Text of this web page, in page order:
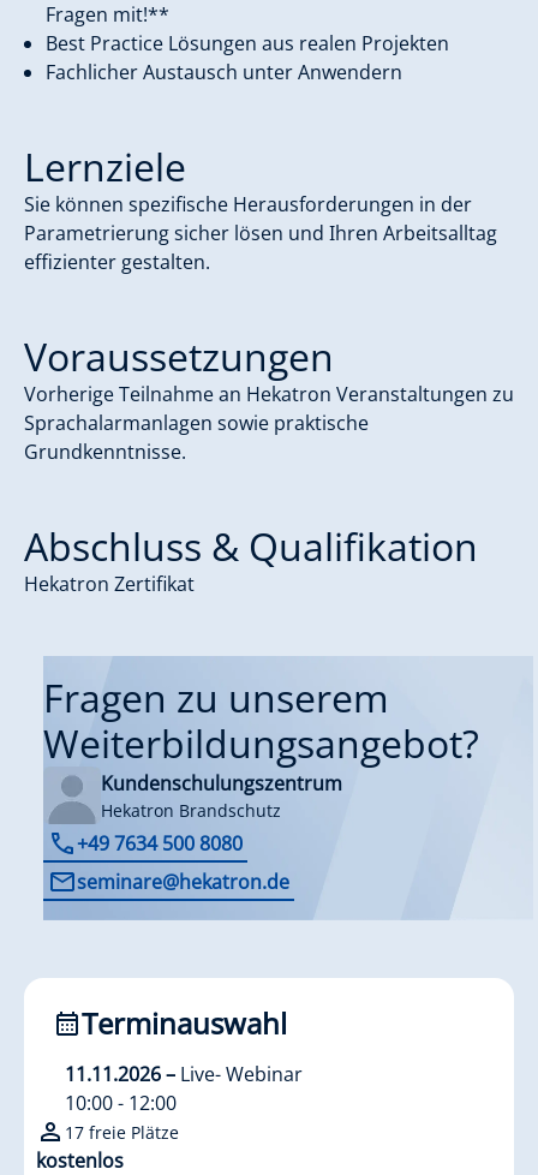
Fragen mit!**
Best Practice Lösungen aus realen Projekten
Fachlicher Austausch unter Anwendern
Lernziele
Sie können spezifische Herausforderungen in der
Parametrierung sicher lösen und Ihren Arbeitsalltag
effizienter gestalten.
Voraussetzungen
Vorherige Teilnahme an Hekatron Veranstaltungen zu
Sprachalarmanlagen sowie praktische
Grundkenntnisse.
Abschluss & Qualifikation
Hekatron Zertifikat
Fragen zu unserem
Weiterbildungsangebot?
Kundenschulungszentrum
Hekatron Brandschutz
+49 7634 500 8080
seminare@hekatron.de
Terminauswahl
11.11.2026– Live- Webinar
10:00 - 12:00
17 freie Plätze
kostenlos